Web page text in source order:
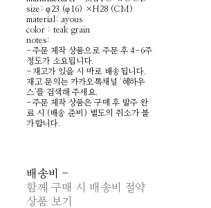
size: φ23 (φ16) ×H28 (CM)
material: ayous
color : teak grain
notes:
-주문 제작 상품으로 주문 후 4-6주
정도가 소요됩니다.
-재고가 있을 시 바로 배송됩니다.
재고 문의는 카카오톡채널 '혜하우
스'를 검색해 주세요.
-주문 제작 상품은 구매 후 발주 완
료 시 (배송 준비) 별도의 취소가 불
가합니다.
배송비 -
함께 구매 시 배송비 절약
상품 보기